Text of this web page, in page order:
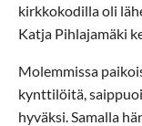
kirkkokodilla oli
Katja Pihlajamäki
Molemmissa
kynttilöitä,
hyväksi. Samalla